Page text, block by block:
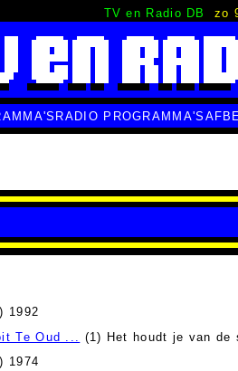
TV en Radio DB zo
RADIO PROGRAMMA'S
1992
Te Oud ...
(1) Het houdt je van de
1974